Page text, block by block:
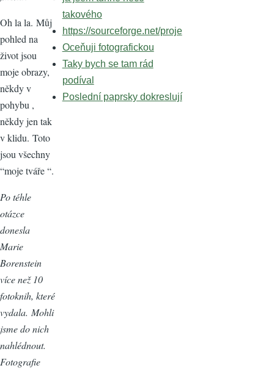
Oh la la. Můj
pohled na
život jsou
moje obrazy,
někdy v
pohybu ,
někdy jen tak
v klidu. Toto
jsou všechny
“moje tváře “.
Po téhle
otázce
donesla
Marie
Borenstein
více než 10
fotoknih, které
vydala. Mohli
jsme do nich
nahlédnout.
Fotografie
takového
https://sourceforge.net/proje
Oceňuji fotografickou
Taky bych se tam rád
podíval
Poslední paprsky dokreslují